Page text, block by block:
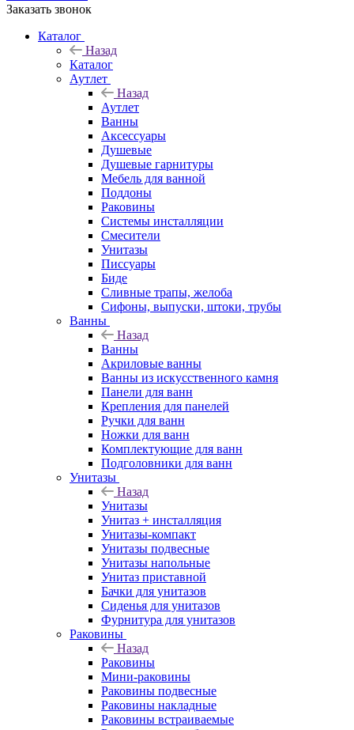
Заказать звонок
Каталог
Назад
Каталог
Аутлет
Назад
Аутлет
Ванны
Аксессуары
Душевые
Душевые гарнитуры
Мебель для ванной
Поддоны
Раковины
Системы инсталляции
Смесители
Унитазы
Писсуары
Биде
Сливные трапы, желоба
Сифоны, выпуски, штоки, трубы
Ванны
Назад
Ванны
Акриловые ванны
Ванны из искусственного камня
Панели для ванн
Крепления для панелей
Ручки для ванн
Ножки для ванн
Комплектующие для ванн
Подголовники для ванн
Унитазы
Назад
Унитазы
Унитаз + инсталляция
Унитазы-компакт
Унитазы подвесные
Унитазы напольные
Унитаз приставной
Бачки для унитазов
Сиденья для унитазов
Фурнитура для унитазов
Раковины
Назад
Раковины
Мини-раковины
Раковины подвесные
Раковины накладные
Раковины встраиваемые